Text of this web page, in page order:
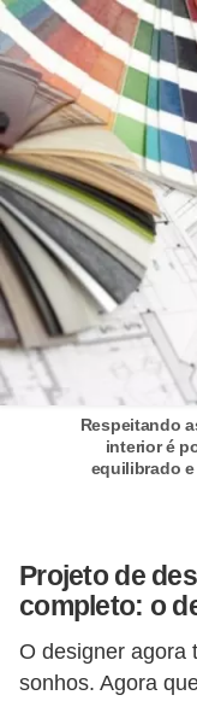
Respeitando
interior é
equilibrado
Projeto de
completo: o
O designer agora
sonhos. Agora
í
l
i
o
s
S
í
n
d
i
c
n
d
o
m